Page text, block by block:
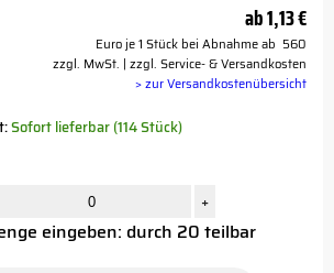
ab1,13 €
Euro je 1 Stück bei Abnahme ab 560
zzgl. MwSt. | zzgl. Service- & Versandkosten
> zur Versandkostenübersicht
Sofort lieferbar (114 Stück)
+
eingeben: durch 20 teilbar